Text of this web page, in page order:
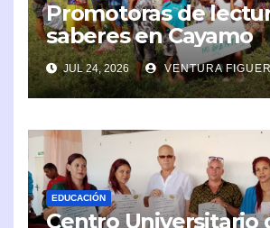
Promotoras de
saberes en Cayamo
JUL 24, 2026 VENTURA
EDUCACIÓN
Centro Universitario